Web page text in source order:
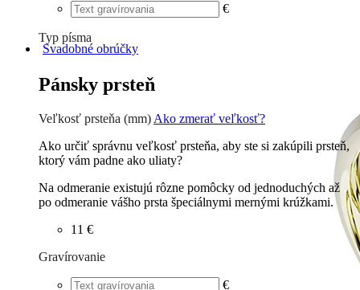
Svadobné obrúčky
€
Typ písma
Pánsky prsteň
Veľkosť prsteňa (mm) Ako zmerať veľkosť?
Ako určiť správnu veľkosť prsteňa, aby ste si zakúpili prsteň,
ktorý vám padne ako uliaty?
Na odmeranie existujú rôzne pomôcky od jednoduchých až
po odmeranie vášho prsta špeciálnymi mernými krúžkami.
11 €
Gravírovanie
€